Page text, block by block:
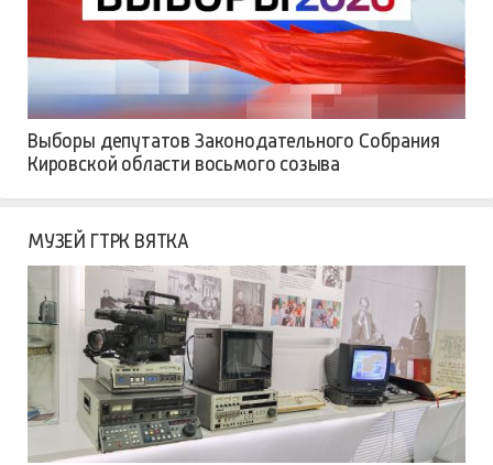
Выборы депутатов Законодательного Собрания
Кировской области восьмого созыва
МУЗЕЙ ГТРК ВЯТКА